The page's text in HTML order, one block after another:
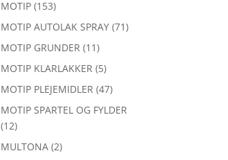
MOTIP (153)
MOTIP AUTOLAK SPRAY (71)
MOTIP GRUNDER (11)
MOTIP KLARLAKKER (5)
MOTIP PLEJEMIDLER (47)
MOTIP SPARTEL OG FYLDER
(12)
MULTONA (2)